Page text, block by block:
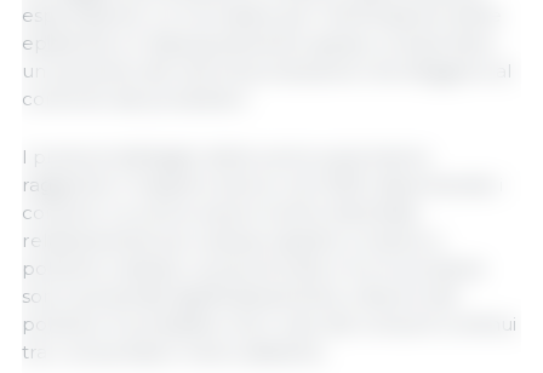
esportazione. Le normative per l'eliminazione delle
epidemie e il depopolamento spesso comportano
un aumento dei rischi di produzione che sfuggono al
controllo dei produttori.
I prezzi al dettaglio della carne suina hanno
raggiunto il massimo storico nel 2025, deprimendo i
consumi. La carne suina è inoltre diventata
relativamente più costosa rispetto a manzo e
pollame; tuttavia, i prezzi di tutte e tre le proteine ​​
sono aumentati significativamente, a favore del
pollame. È probabile che il calo dei consumi continui
tra i consumatori meno abbienti...